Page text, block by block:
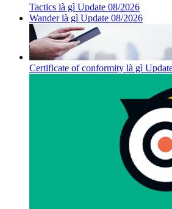
Tactics là gì Update 08/2026
Wander là gì Update 08/2026
Certificate of conformity là gì